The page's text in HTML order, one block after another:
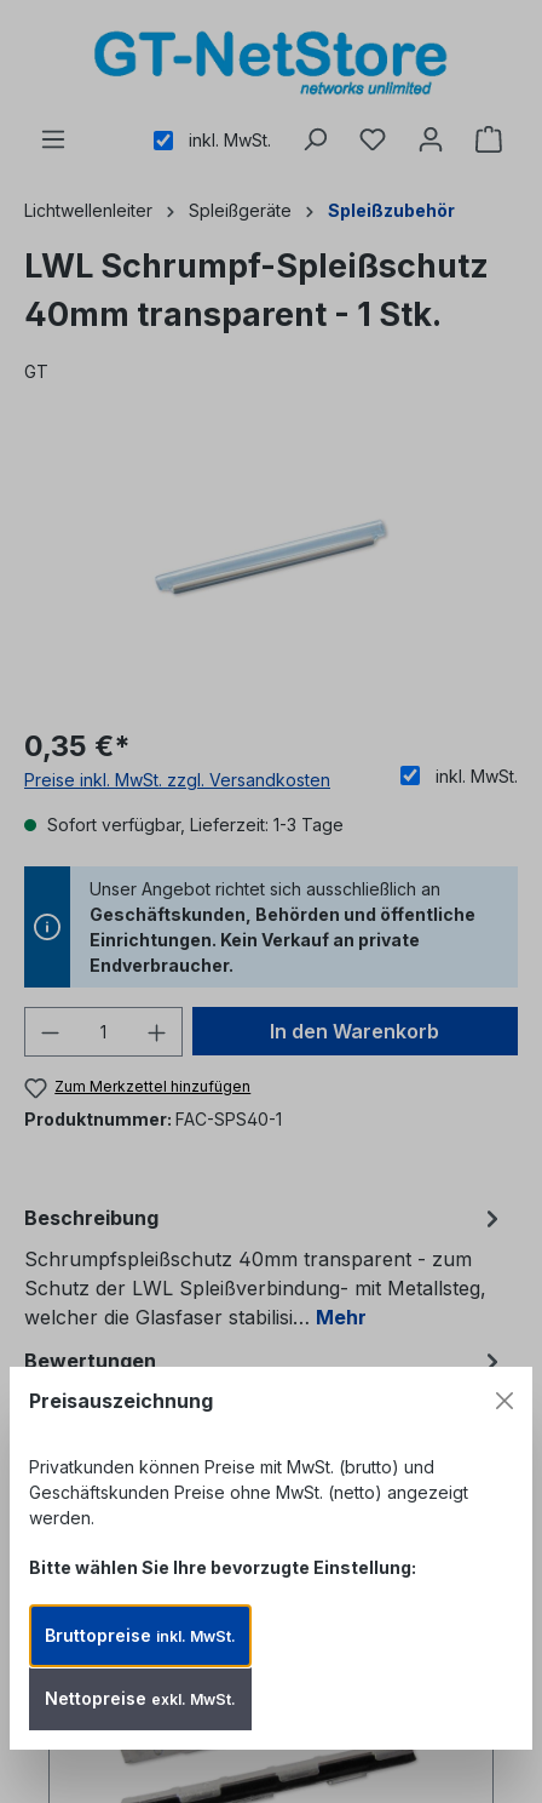
inkl. MwSt.
Lichtwellenleiter Spleißgeräte Spleißzubehör
LWL Schrumpf-Spleißschutz
40mm transparent - 1 Stk.
GT
0,35 €*
inkl. MwSt.
Preise inkl. MwSt. zzgl. Versandkosten
Sofort verfügbar, Lieferzeit: 1-3 Tage
Unser Angebot richtet sich ausschließlich an
Geschäftskunden, Behörden und öffentliche
Einrichtungen. Kein Verkauf an private
Endverbraucher.
Produkt Anzahl: Gib denIn den Warenkorb
Zum Merkzettel hinzufügen
Produktnummer: FAC-SPS40-1
Beschreibung
Schrumpfspleißschutz 40mm transparent - zum
Schutz der LWL Spleißverbindung- mit Metallsteg,
welcher die Glasfaser stabilisi… Mehr
Bewertungen
Preisauszeichnung
Privatkunden können Preise mit MwSt. (brutto) und
Geschäftskunden Preise ohne MwSt. (netto) angezeigt
werden.
Bitte wählen Sie Ihre bevorzugte Einstellung:
Bruttopreise inkl. MwSt.
Nettopreise exkl. MwSt.